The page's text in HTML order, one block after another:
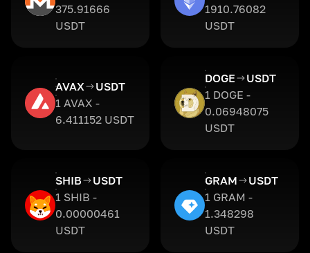
375.91666
USDT
1910.76082
USDT
AVAX
USDT
1 AVAX -
6.411152 USDT
DOGE
USDT
1 DOGE -
0.06948075
USDT
SHIB
USDT
1 SHIB -
0.00000461
USDT
GRAM
USDT
1 GRAM -
1.348298
USDT